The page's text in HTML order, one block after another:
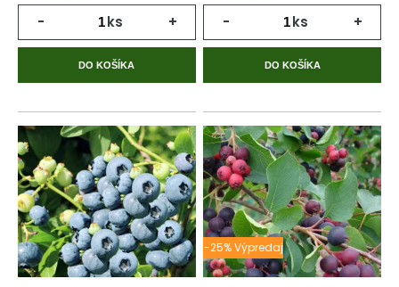
- ks +
DO KOŠÍKA
- ks +
DO KOŠÍKA
-25% Výpredaj